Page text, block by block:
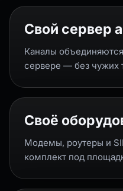
Свой сервер
Каналы
сервере — без чужих
Своё
Модемы, роутеры и
комплект под